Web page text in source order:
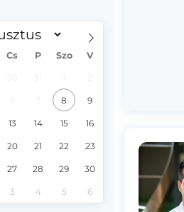
Cs P Szo V
8 9
13 14 15 16
20 21 22 23
27 28 29 30
3 4 5 6